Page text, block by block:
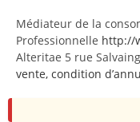
Médiateur de la
Professionnelle http://
Alteritae 5 rue
vente, condition